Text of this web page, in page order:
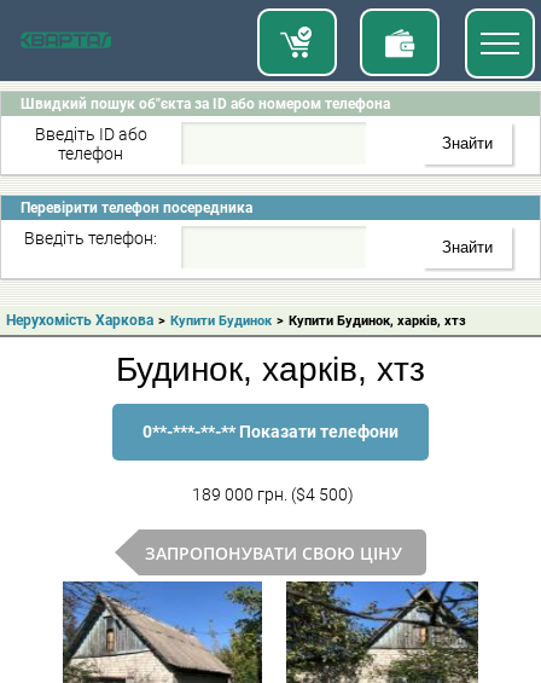
Швидкий пошук об"єкта за ID або номером телефона
Введіть ID або
телефон
Перевірити телефон посередника
Введіть телефон:
Нерухомість Харкова > Купити Будинок > Купити Будинок, харків, хтз
Будинок, харків, хтз
0**-***-**-** Показати телефони
189 000 грн. ($4 500)
ЗАПРОПОНУВАТИ СВОЮ ЦІНУ